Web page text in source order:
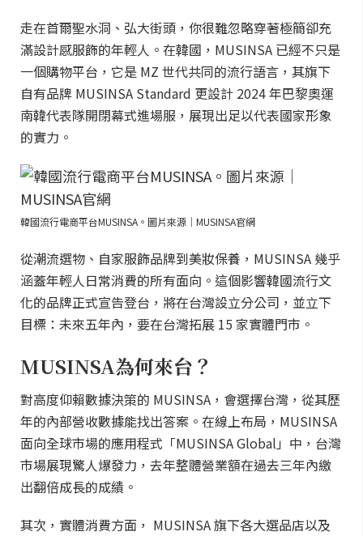
走在首爾聖水洞、弘大街頭，你很難忽略穿著極簡卻充
滿設計感服飾的年輕人。在韓國，MUSINSA 已經不只是
一個購物平台，它是 MZ 世代共同的流行語言，其旗下
自有品牌 MUSINSA Standard 更設計 2024 年巴黎奧運
南韓代表隊開閉幕式進場服，展現出足以代表國家形象
的實力。
韓國流行電商平台MUSINSA。圖片來源｜MUSINSA官網
從潮流選物、自家服飾品牌到美妝保養，MUSINSA 幾乎
涵蓋年輕人日常消費的所有面向。這個影響韓國流行文
化的品牌正式宣告登台，將在台灣設立分公司，並立下
目標：未來五年內，要在台灣拓展 15 家實體門市。
MUSINSA為何來台？
對高度仰賴數據決策的 MUSINSA，會選擇台灣，從其歷
年的內部營收數據能找出答案。在線上布局，MUSINSA
面向全球市場的應用程式「MUSINSA Global」中，台灣
市場展現驚人爆發力，去年整體營業額在過去三年內繳
出翻倍成長的成績。
其次，實體消費方面， MUSINSA 旗下各大選品店以及